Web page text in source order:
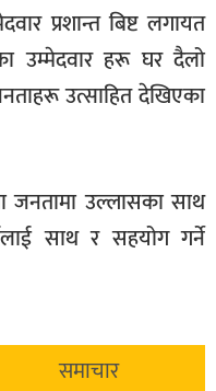
प्रशान्त बिष्ट लगायत
उम्मेदवार हरू घर दैलो
उत्साहित देखिएका
जनतामा उल्लासका साथ
साथ र सहयोग गर्ने
समाचार